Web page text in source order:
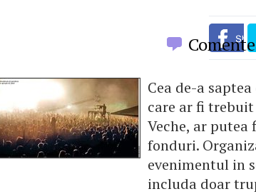
Cea de-a
care ar fi
Veche, ar
fonduri.
evenimentul in
includa doar